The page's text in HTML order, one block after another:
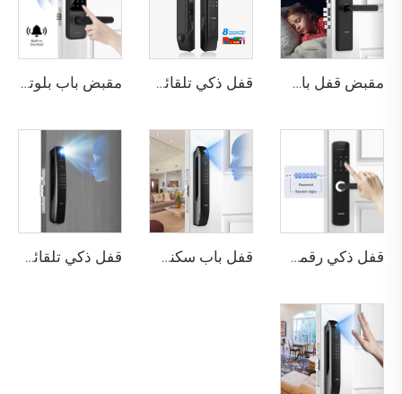
مقبض قفل باب بصمة الإصبع المنزلي Tuya T15 قفل ذكي تلقائي للباب باستخدام بصمة الوجه D7 Pro مقبض باب بلوتوث مع كلمة مرور رقمية وبصمة عبر واي فاي Tenon K8
قفل ذكي رقمي بصمة الإصبع مع مقبض ودبوس وكارت Tenon E3 قفل باب سكني بتقنية التعرف على الوجه ثلاثي الأبعاد والبصمة Tenon A6 Pro قفل ذكي تلقائي للهوية مع كاميرا وجه وبصمة عبر واي فاي Tuya Tenon A9 Pro